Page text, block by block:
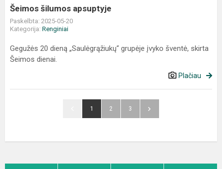
Šeimos šilumos apsuptyje
Paskelbta: 2025-05-20
Kategorija: Renginiai
Gegužės 20 dieną „Saulėgrąžiukų“ grupėje įvyko šventė, skirta
Šeimos dienai.
Plačiau
1 2 3